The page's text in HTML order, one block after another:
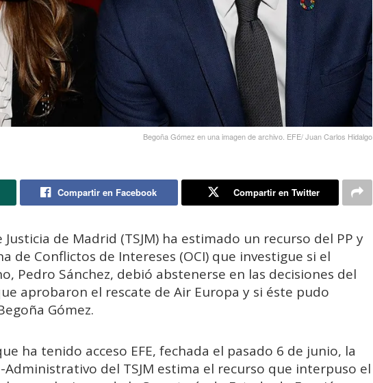
Begoña Gómez en una imagen de archivo. EFE/ Juan Carlos Hidalgo
Compartir en Facebook Compartir en Twitter
de Madrid (TSJM) ha estimado un recurso del PP y
de Conflictos de Intereses (OCI) que investigue si el
Pedro Sánchez, debió abstenerse en las decisiones del
aprobaron el rescate de Air Europa y si éste pudo
Gómez.
ha tenido acceso EFE, fechada el pasado 6 de junio, la
Administrativo del TSJM estima el recurso que interpuso el